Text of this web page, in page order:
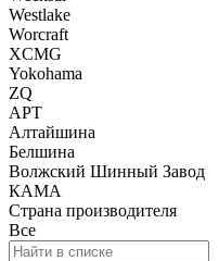
Westlake
Worcraft
XCMG
Yokohama
ZQ
АРТ
Алтайшина
Белшина
Волжский Шинный Завод
КАМА
Страна производителя
Все